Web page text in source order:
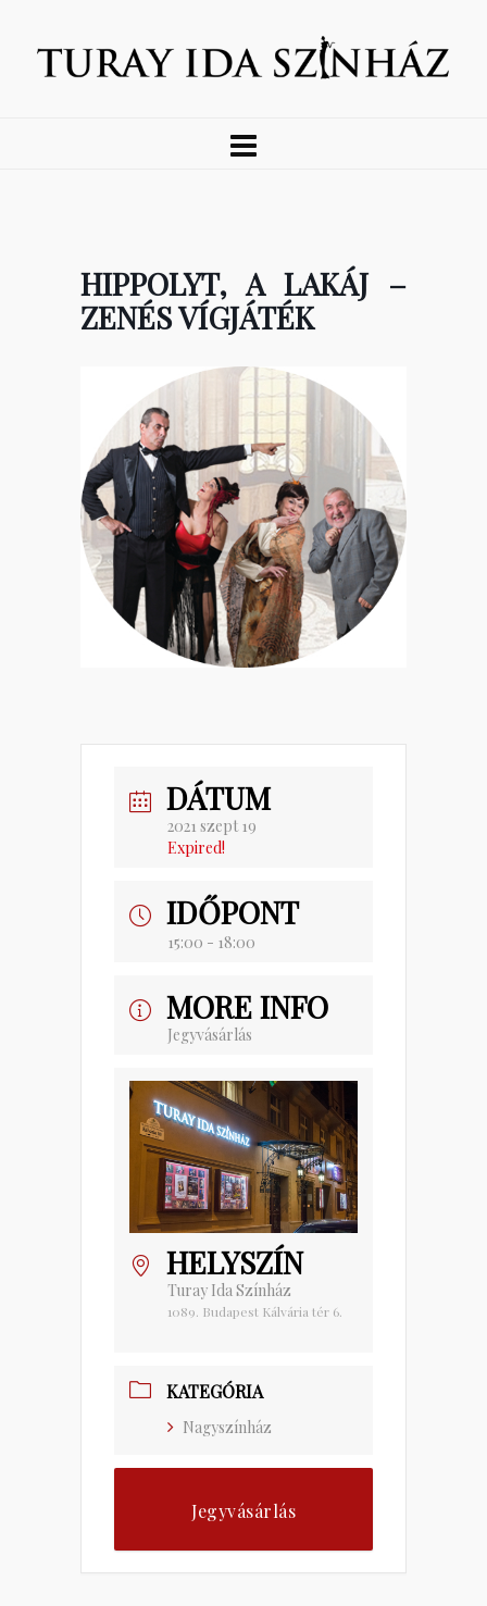
HIPPOLYT, A LAKÁJ –
ZENÉS VÍGJÁTÉK
DÁTUM
2021 szept 19
Expired!
IDŐPONT
15:00 - 18:00
MORE INFO
Jegyvásárlás
HELYSZÍN
Turay Ida Színház
1089. Budapest Kálvária tér 6.
KATEGÓRIA
Nagyszínház
Jegyvásárlás